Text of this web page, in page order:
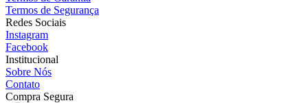
Termos de Segurança
Redes Sociais
Instagram
Facebook
Institucional
Sobre Nós
Contato
Compra Segura